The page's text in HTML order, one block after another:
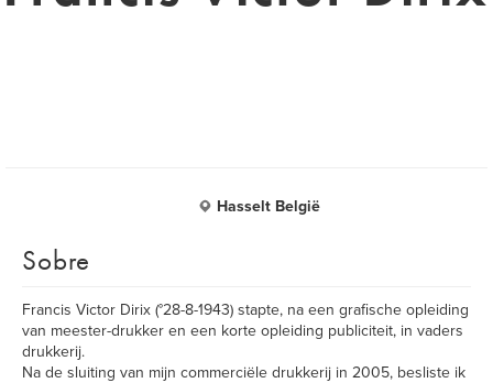
Hasselt België
Sobre
Francis Victor Dirix (°28-8-1943) stapte, na een grafische opleiding
van meester-drukker en een korte opleiding publiciteit, in vaders
drukkerij.
Na de sluiting van mijn commerciële drukkerij in 2005, besliste ik